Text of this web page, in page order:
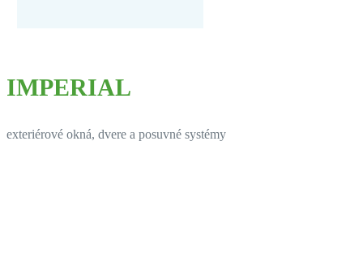
IMPERIAL
exteriérové okná, dvere a posuvné systémy